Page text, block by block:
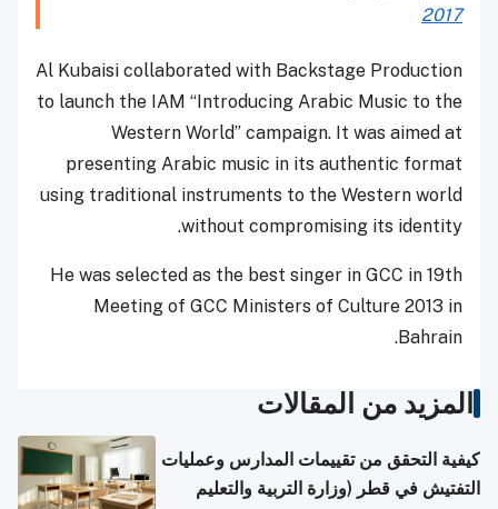
2017
Al Kubaisi collaborated with Backstage Production
to launch the IAM “Introducing Arabic Music to the
Western World” campaign. It was aimed at
presenting Arabic music in its authentic format
using traditional instruments to the Western world
without compromising its identity.
He was selected as the best singer in GCC in 19th
Meeting of GCC Ministers of Culture 2013 in
Bahrain.
المزيد من المقالات
كيفية التحقق من تقييمات المدارس وعمليات
التفتيش في قطر (وزارة التربية والتعليم